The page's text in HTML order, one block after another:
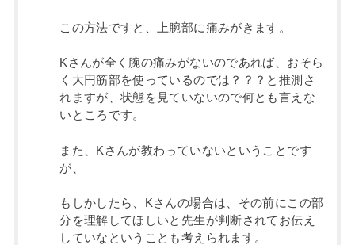
この方法ですと、上腕部に痛みがきます。
Kさんが全く腕の痛みがないのであれば、おそら
く大円筋部を使っているのでは？？？と推測さ
れますが、状態を見ていないので何とも言えな
いところです。
また、Kさんが教わっていないということです
が、
もしかしたら、Kさんの場合は、その前にこの部
分を理解してほしいと先生が判断されてお伝え
していなということも考えられます。